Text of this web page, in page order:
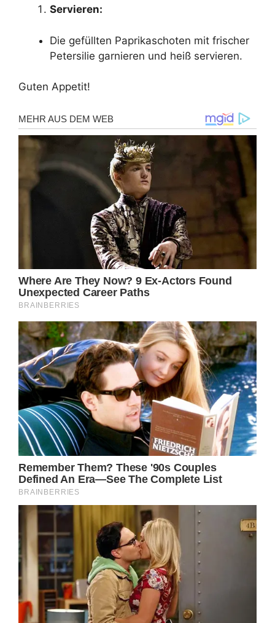
Servieren:
Die gefüllten Paprikaschoten mit frischer
Petersilie garnieren und heiß servieren.
Guten Appetit!